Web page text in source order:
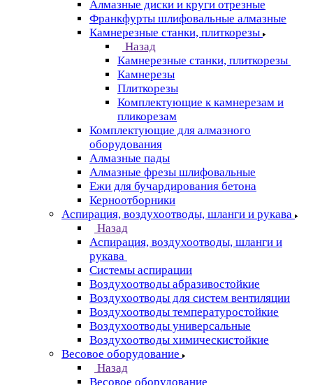
Алмазные диски и круги отрезные
Франкфурты шлифовальные алмазные
Камнерезные станки, плиткорезы
Назад
Камнерезные станки, плиткорезы
Камнерезы
Плиткорезы
Комплектующие к камнерезам и
пликорезам
Комплектующие для алмазного
оборудования
Алмазные пады
Алмазные фрезы шлифовальные
Ежи для бучардирования бетона
Керноотборники
Аспирация, воздухоотводы, шланги и рукава
Назад
Аспирация, воздухоотводы, шланги и
рукава
Системы аспирации
Воздухоотводы абразивостойкие
Воздухоотводы для систем вентиляции
Воздухоотводы температуростойкие
Воздухоотводы универсальные
Воздухоотводы химическистойкие
Весовое оборудование
Назад
Весовое оборудование